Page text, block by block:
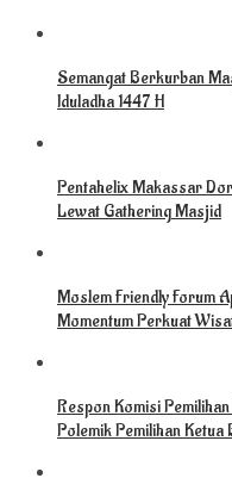
Semangat Berkurban
Iduladha 1447 H
Pentahelix Makassar
Lewat Gathering Masjid
Moslem Friendly Forum
Momentum Perkuat
Respon Komisi
Polemik Pemilihan Ketua